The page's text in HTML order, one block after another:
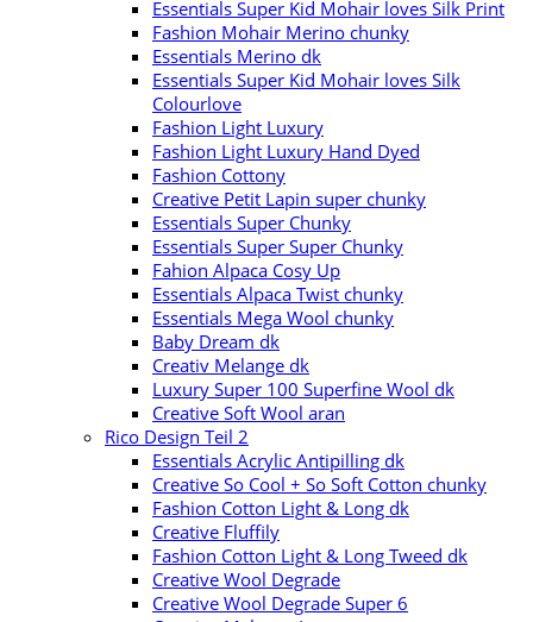
Essentials Super Kid Mohair loves Silk Print
Fashion Mohair Merino chunky
Essentials Merino dk
Essentials Super Kid Mohair loves Silk
Colourlove
Fashion Light Luxury
Fashion Light Luxury Hand Dyed
Fashion Cottony
Creative Petit Lapin super chunky
Essentials Super Chunky
Essentials Super Super Chunky
Fahion Alpaca Cosy Up
Essentials Alpaca Twist chunky
Essentials Mega Wool chunky
Baby Dream dk
Creativ Melange dk
Luxury Super 100 Superfine Wool dk
Creative Soft Wool aran
Rico Design Teil 2
Essentials Acrylic Antipilling dk
Creative So Cool + So Soft Cotton chunky
Fashion Cotton Light & Long dk
Creative Fluffily
Fashion Cotton Light & Long Tweed dk
Creative Wool Degrade
Creative Wool Degrade Super 6